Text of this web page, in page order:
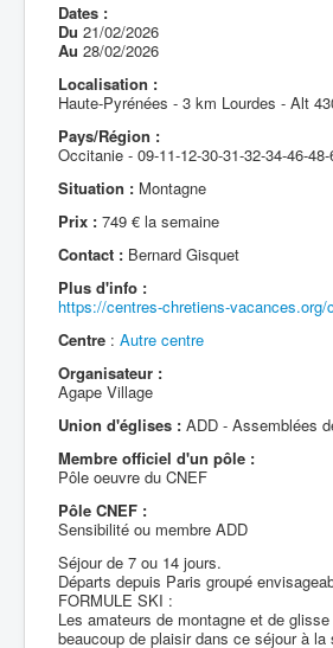
Dates :
Du 21/02/2026
Au 28/02/2026
Localisation :
Haute-Pyrénées - 3 km Lourdes - Alt
Pays/Région :
Occitanie - 09-11-12-30-31-32-34-46-
Situation : Montagne
Prix : 749 € la semaine
Contact : Bernard Gisquet
Plus d'info :
https://centres-chretiens-vacances.org/
Centre : Autre centre
Organisateur :
Agape Village
Union d'églises : ADD - Assemblées
Membre officiel d'un pôle :
Pôle oeuvre du CNEF
Pôle CNEF :
Sensibilité ou membre ADD
Séjour de 7 ou 14 jours.
Départs depuis Paris groupé
FORMULE SKI :
Les amateurs de montagne et de
beaucoup de plaisir dans ce séjour à la